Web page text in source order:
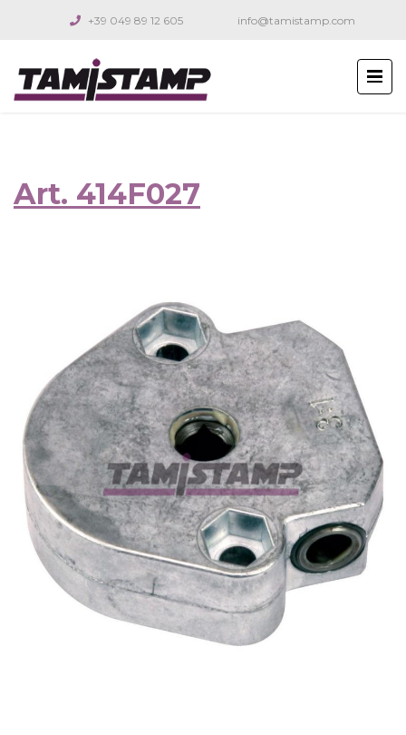
+39 049 89 12 605 info@tamistamp.com
Art. 414F027